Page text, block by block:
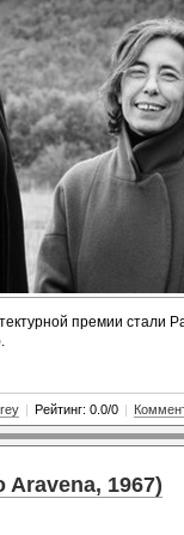
премии
Рейтинг: 0.0/0
1967)